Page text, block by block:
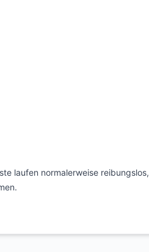
laufen normalerweise reibungslos,